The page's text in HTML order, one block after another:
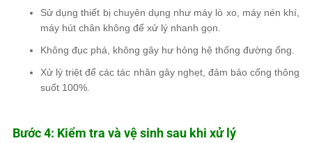
Sử dụng thiết bị chuyên dụng như máy lò xo, máy nén khí,
máy hút chân không để xử lý nhanh gọn.
Không đục phá , không gây hư hỏng hệ thống đường ống.
Xử lý triệt để các tác nhân gây nghẹt, đảm bảo cống thông
suốt 100%
Bước 4: Kiểm tra và vệ sinh sau khi xử lý